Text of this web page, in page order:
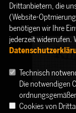
habe ich gelesen
Drittanbietern, die
(Website-
benötigen wir Ihre
jederzeit widerrufen.
Technisch
Die notwendigen
Cookies von